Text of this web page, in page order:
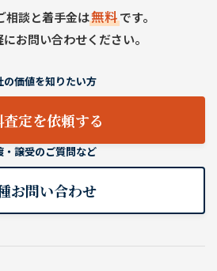
相談と着手金は無料です。
お問い合わせください。
の価値を知りたい方
定を依頼する
・譲受のご質問など
お問い合わせ